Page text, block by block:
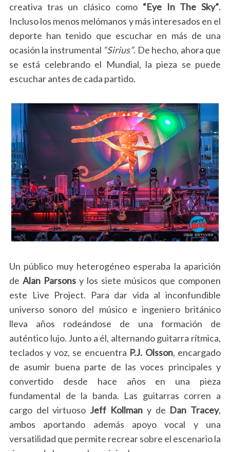
creativa tras un clásico como “Eye In The Sky”.
Incluso los menos melómanos y más interesados en el
deporte han tenido que escuchar en más de una
ocasión la instrumental “Sirius”. De hecho, ahora que
se está celebrando el Mundial, la pieza se puede
escuchar antes de cada partido.
Un público muy heterogéneo esperaba la aparición
de Alan Parsonsy los siete músicos que componen
este Live Project. Para dar vida al inconfundible
universo sonoro del músico e ingeniero británico
lleva años rodeándose de una formación de
auténtico lujo. Junto a él, alternando guitarra rítmica,
teclados y voz, se encuentra P.J. Olsson, encargado
de asumir buena parte de las voces principales y
convertido desde hace años en una pieza
fundamental de la banda. Las guitarras corren a
cargo del virtuoso Jeff Kollman y de Dan Tracey,
ambos aportando además apoyo vocal y una
versatilidad que permite recrear sobre el escenario la